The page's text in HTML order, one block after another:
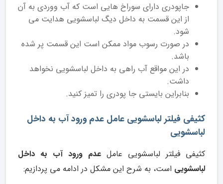
جاپودری دارای سوراخ هایی است که آب ووردی به آن
از این قسمت به داخل دیگ لباسشویی هدایت می
شود.
در صورت رسوب مواد ممکن است این قسمت پر شده
باشد.
در این مواقع آب راهی به داخل لباسشویی نخواهد
داشت.
بنابراین بایستی جا پودری را تمیز کنید.
کثیفی فیلتر لباسشویی عامل عدم ورود آب به داخل
لباسشویی
کثیفی فیلتر لباسشویی عامل عدم ورود آب به داخل
لباسشویی است، به شرح این مشکل در ادامه می پردازیم: